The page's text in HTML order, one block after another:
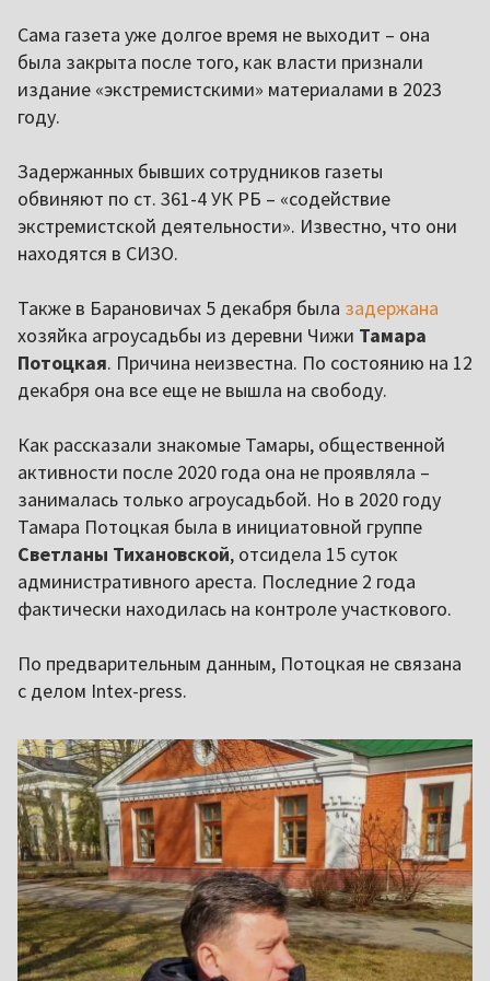
Сама газета уже долгое время не выходит – она
была закрыта после того, как власти признали
издание «экстремистскими» материалами в 2023
году.
Задержанных бывших сотрудников газеты
обвиняют по ст. 361-4 УК РБ – «содействие
экстремистской деятельности». Известно, что они
находятся в СИЗО.
Также в Барановичах 5 декабря была задержана
хозяйка агроусадьбы из деревни Чижи Тамара
Потоцкая. Причина неизвестна. По состоянию на 12
декабря она все еще не вышла на свободу.
Как рассказали знакомые Тамары, общественной
активности после 2020 года она не проявляла –
занималась только агроусадьбой. Но в 2020 году
Тамара Потоцкая была в инициатовной группе
Светланы Тихановской, отсидела 15 суток
административного ареста. Последние 2 года
фактически находилась на контроле участкового.
По предварительным данным, Потоцкая не связана
с делом Intex-press.